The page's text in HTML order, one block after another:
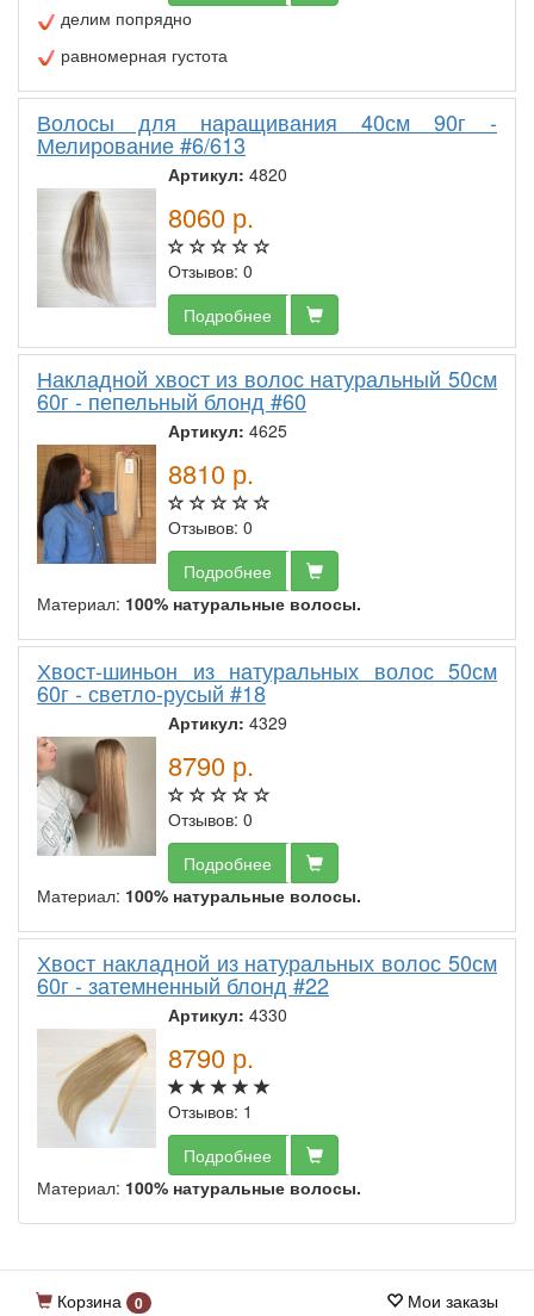
делим попрядно
равномерная густота
Волосы для наращивания 40см 90г -
Мелирование #6/613
Артикул: 4820
8060 р.
Отзывов: 0
Подробнее
Накладной хвост из волос натуральный 50см
60г - пепельный блонд #60
Артикул: 4625
8810 р.
Отзывов: 0
Подробнее
Материал: 100% натуральные волосы.
Хвост-шиньон из натуральных волос 50см
60г - светло-русый #18
Артикул: 4329
8790 р.
Отзывов: 0
Подробнее
Материал: 100% натуральные волосы.
Хвост накладной из натуральных волос 50см
60г - затемненный блонд #22
Артикул: 4330
8790 р.
Отзывов: 1
Подробнее
Материал: 100% натуральные волосы.
Корзина 0 Мои заказы